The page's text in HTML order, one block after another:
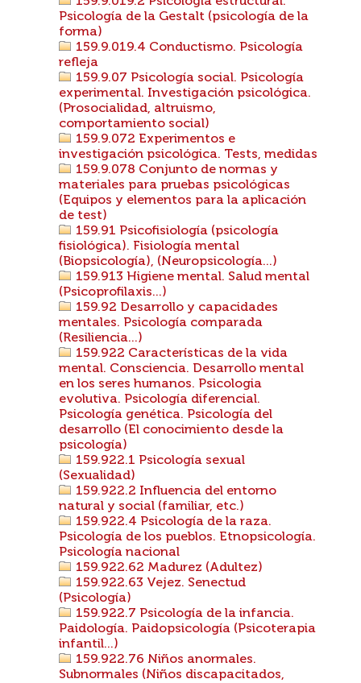
Psicología de la Gestalt (psicología de la
forma)
159.9.019.4 Conductismo. Psicología
refleja
159.9.07 Psicología social. Psicología
experimental. Investigación psicológica.
(Prosocialidad, altruismo,
comportamiento social)
159.9.072 Experimentos e
investigación psicológica. Tests, medidas
159.9.078 Conjunto de normas y
materiales para pruebas psicológicas
(Equipos y elementos para la aplicación
de test)
159.91 Psicofisiología (psicología
fisiológica). Fisiología mental
(Biopsicología), (Neuropsicología...)
159.913 Higiene mental. Salud mental
(Psicoprofilaxis...)
159.92 Desarrollo y capacidades
mentales. Psicología comparada
(Resiliencia...)
159.922 Características de la vida
mental. Consciencia. Desarrollo mental
en los seres humanos. Psicologia
evolutiva. Psicología diferencial.
Psicología genética. Psicología del
desarrollo (El conocimiento desde la
psicología)
159.922.1 Psicología sexual
(Sexualidad)
159.922.2 Influencia del entorno
natural y social (familiar, etc.)
159.922.4 Psicología de la raza.
Psicología de los pueblos. Etnopsicología.
Psicología nacional
159.922.62 Madurez (Adultez)
159.922.63 Vejez. Senectud
(Psicología)
159.922.7 Psicología de la infancia.
Paidología. Paidopsicología (Psicoterapia
infantil...)
159.922.76 Niños anormales.
Subnormales (Niños discapacitados,